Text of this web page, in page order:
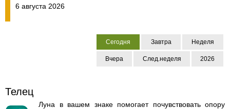
6 августа 2026
Сегодня Завтра Неделя
Вчера След.неделя 2026
Телец
Луна в вашем знаке помогает почувствовать опору